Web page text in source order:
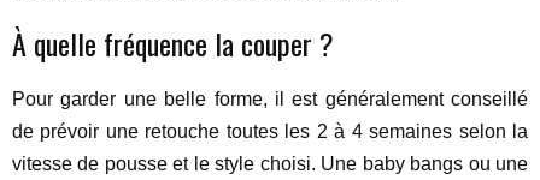
À quelle fréquence la couper ?
Pour garder une belle forme, il est généralement conseillé
de prévoir une retouche toutes les 2 à 4 semaines selon la
vitesse de pousse et le style choisi. Une baby bangs ou une